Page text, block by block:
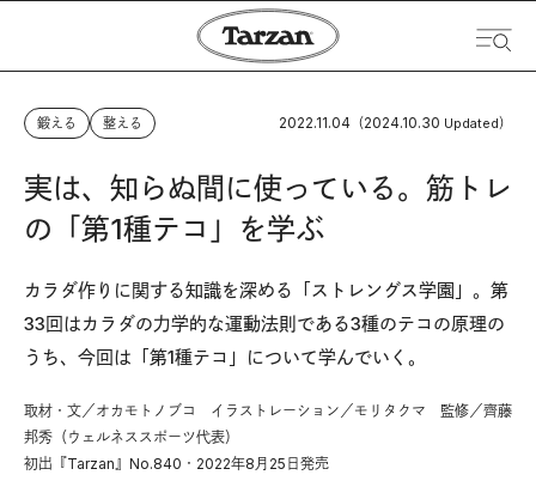
鍛える 整える 2022.11.04 （2024.10.30 Updated）
実は、知らぬ間に使っている。筋トレ
の「第1種テコ」を学ぶ
カラダ作りに関する知識を深める「ストレングス学園」。第
33回はカラダの力学的な運動法則である3種のテコの原理の
うち、今回は「第1種テコ」について学んでいく。
取材・文／オカモトノブコ イラストレーション／モリタクマ 監修／齊藤
邦秀（ウェルネススポーツ代表）
初出『Tarzan』No.840・2022年8月25日発売